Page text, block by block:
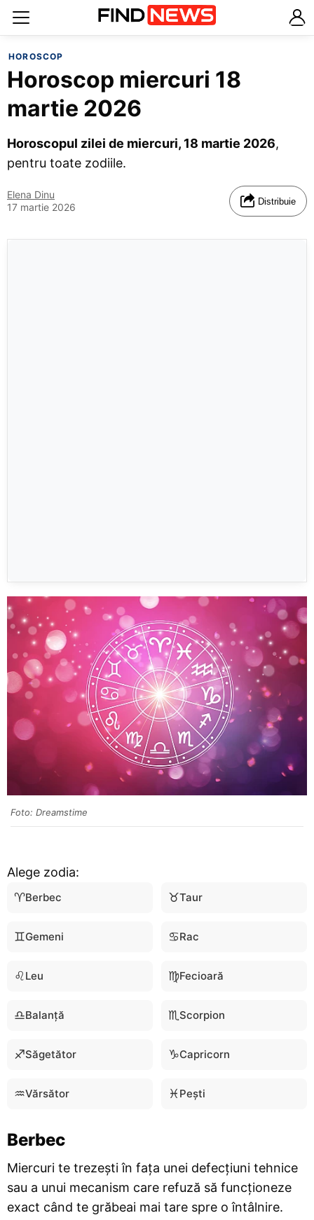
HOROSCOP
Horoscop miercuri 18
martie 2026
Horoscopul zilei de miercuri, 18 martie 2026,
pentru toate zodiile.
Elena Dinu
17 martie 2026
Distribuie
Foto: Dreamstime
Alege zodia:
♈Berbec ♉Taur
♊Gemeni ♋Rac
♌Leu ♍Fecioară
♎Balanță ♏ Scorpion
♐Săgetător ♑Capricorn
♒Vărsător ♓ Pești
Berbec
Miercuri te trezești în fața unei defecțiuni tehnice
sau a unui mecanism care refuză să funcționeze
exact când te grăbeai mai tare spre o întâlnire.